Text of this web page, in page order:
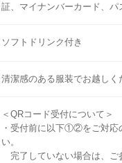
証、マイナンバーカード、パ
ソフトドリンク付き
清潔感のある服装でお越しく
＜QRコード受付について＞
・受付前に以下①②をご対応
い。
完了していない場合は、ご